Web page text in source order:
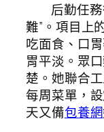
后勤任
難”。項目上
吃面食、口
胃平淡。眾
楚。她聯合
每周菜單，
天又備包養網